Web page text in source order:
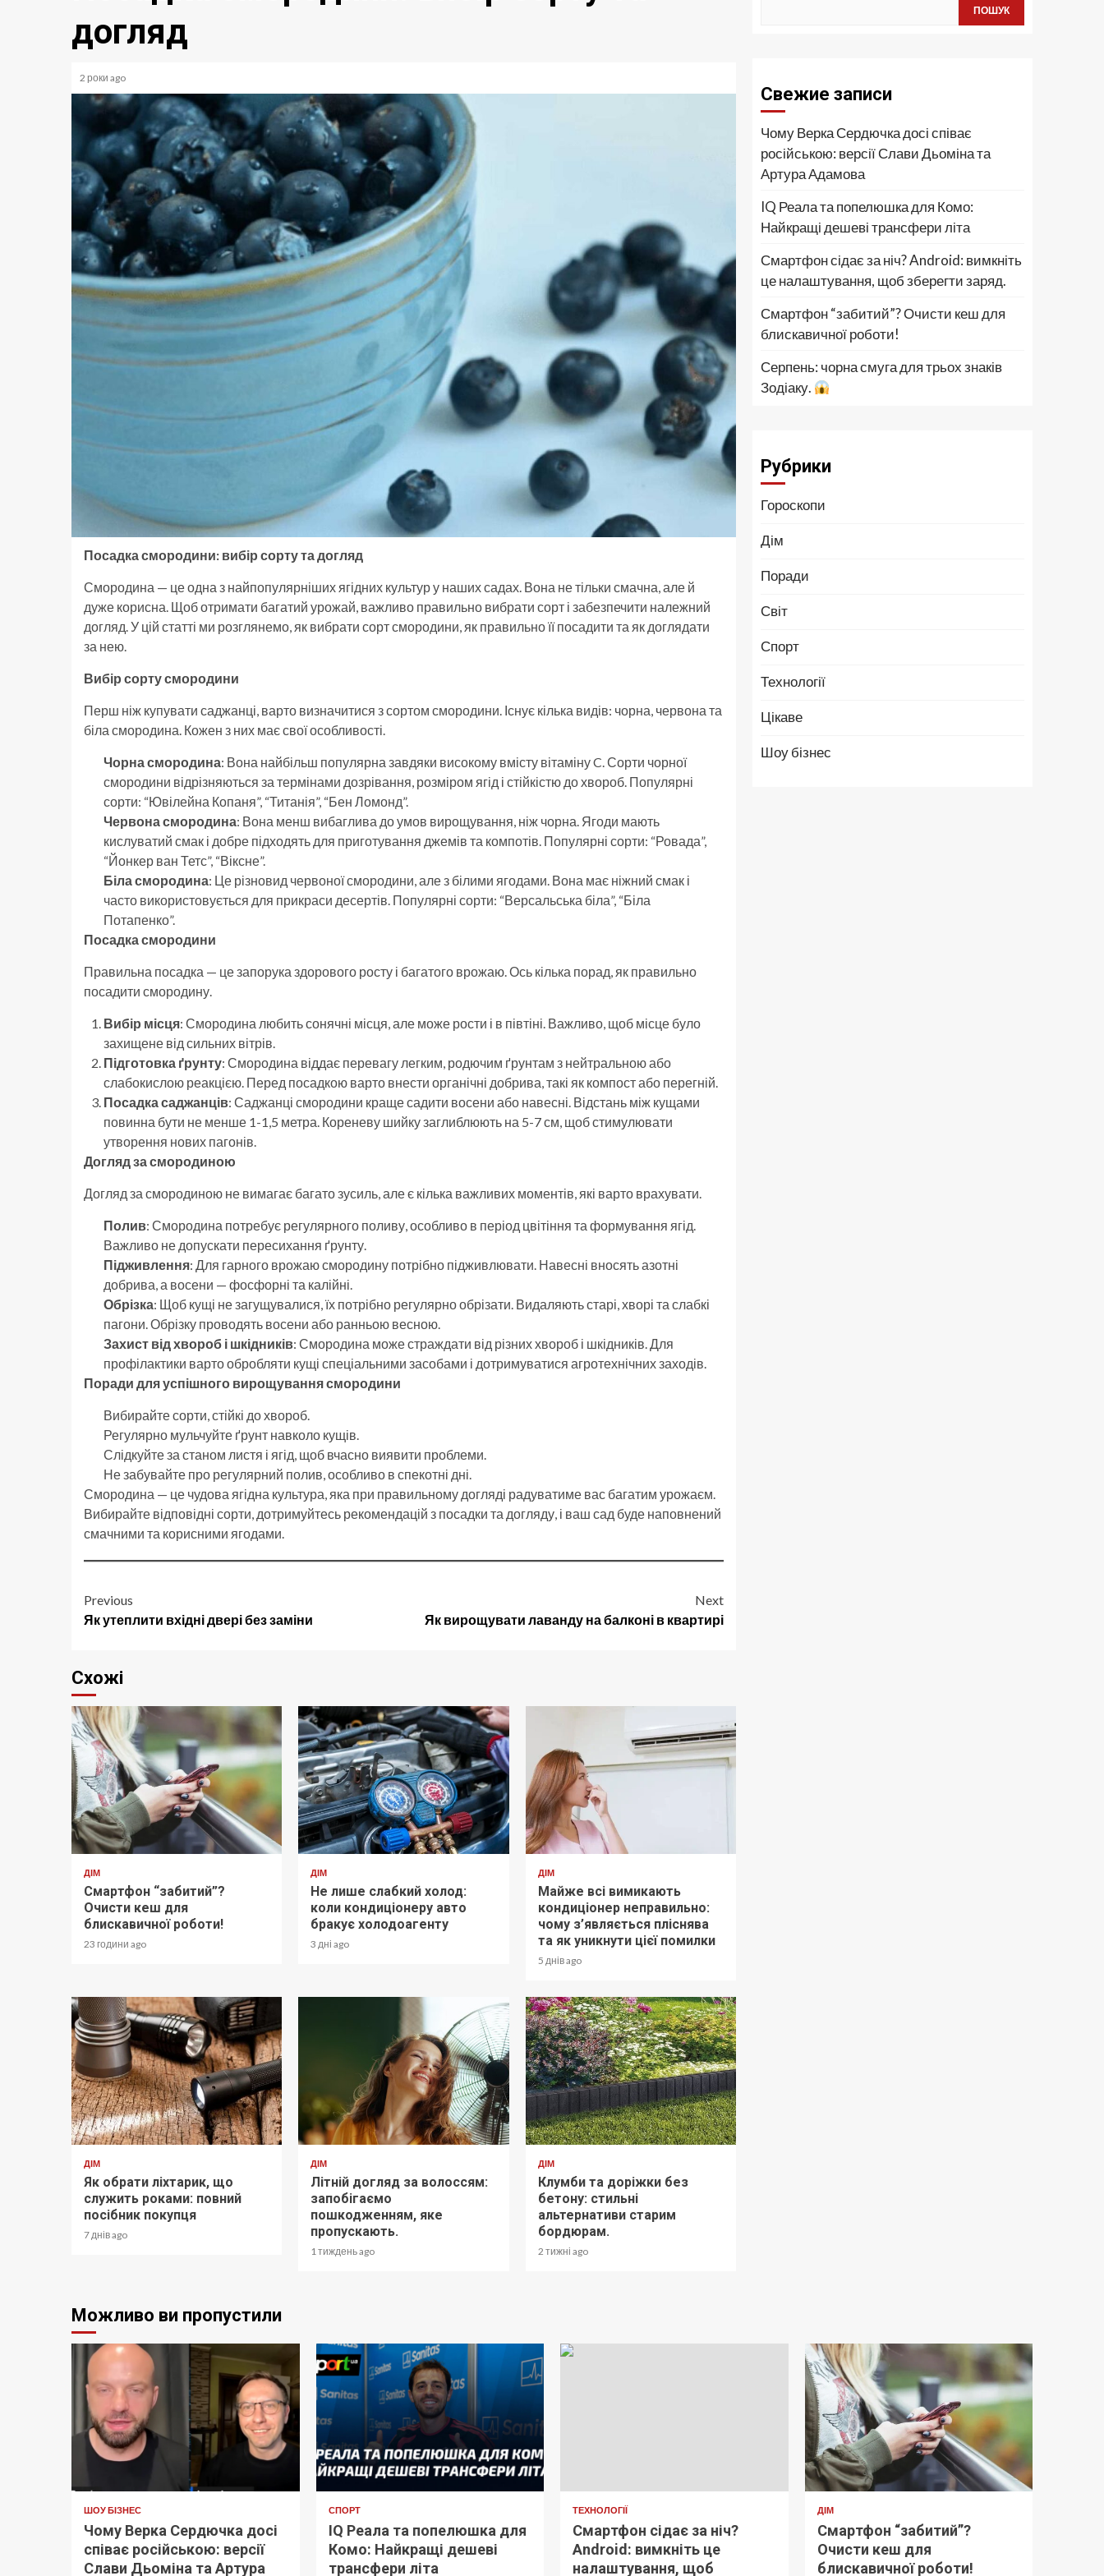
догляд
2 роки ago
Посадка смородини: вибір сорту та догляд
Смородина — це одна з найпопулярніших ягідних культур у наших садах. Вона не тільки смачна, але й
дуже корисна. Щоб отримати багатий урожай, важливо правильно вибрати сорт і забезпечити належний
догляд. У цій статті ми розглянемо, як вибрати сорт смородини, як правильно її посадити та як доглядати
за нею.
Вибір сорту смородини
Перш ніж купувати саджанці, варто визначитися з сортом смородини. Існує кілька видів: чорна, червона та
біла смородина. Кожен з них має свої особливості.
Чорна смородина: Вона найбільш популярна завдяки високому вмісту вітаміну C. Сорти чорної
смородини відрізняються за термінами дозрівання, розміром ягід і стійкістю до хвороб. Популярні
сорти: “Ювілейна Копаня”, “Титанія”, “Бен Ломонд”.
Червона смородина: Вона менш вибаглива до умов вирощування, ніж чорна. Ягоди мають
кислуватий смак і добре підходять для приготування джемів та компотів. Популярні сорти: “Ровада”,
“Йонкер ван Тетс”, “Віксне”.
Біла смородина: Це різновид червоної смородини, але з білими ягодами. Вона має ніжний смак і
часто використовується для прикраси десертів. Популярні сорти: “Версальська біла”, “Біла
Потапенко”.
Посадка смородини
Правильна посадка — це запорука здорового росту і багатого врожаю. Ось кілька порад, як правильно
посадити смородину.
Вибір місця: Смородина любить сонячні місця, але може рости і в півтіні. Важливо, щоб місце було
захищене від сильних вітрів.
Підготовка ґрунту: Смородина віддає перевагу легким, родючим ґрунтам з нейтральною або
слабокислою реакцією. Перед посадкою варто внести органічні добрива, такі як компост або перегній.
Посадка саджанців: Саджанці смородини краще садити восени або навесні. Відстань між кущами
повинна бути не менше 1-1,5 метра. Кореневу шийку заглиблюють на 5-7 см, щоб стимулювати
утворення нових пагонів.
Догляд за смородиною
Догляд за смородиною не вимагає багато зусиль, але є кілька важливих моментів, які варто врахувати.
Полив: Смородина потребує регулярного поливу, особливо в період цвітіння та формування ягід.
Важливо не допускати пересихання ґрунту.
Підживлення: Для гарного врожаю смородину потрібно підживлювати. Навесні вносять азотні
добрива, а восени — фосфорні та калійні.
Обрізка: Щоб кущі не загущувалися, їх потрібно регулярно обрізати. Видаляють старі, хворі та слабкі
пагони. Обрізку проводять восени або ранньою весною.
Захист від хвороб і шкідників: Смородина може страждати від різних хвороб і шкідників. Для
профілактики варто обробляти кущі спеціальними засобами і дотримуватися агротехнічних заходів.
Поради для успішного вирощування смородини
Вибирайте сорти, стійкі до хвороб.
Регулярно мульчуйте ґрунт навколо кущів.
Слідкуйте за станом листя і ягід, щоб вчасно виявити проблеми.
Не забувайте про регулярний полив, особливо в спекотні дні.
Смородина — це чудова ягідна культура, яка при правильному догляді радуватиме вас багатим урожаєм.
Вибирайте відповідні сорти, дотримуйтесь рекомендацій з посадки та догляду, і ваш сад буде наповнений
смачними та корисними ягодами.
Post
navigation
Previous
Як утеплити вхідні двері без заміни
Next
Як вирощувати лаванду на балконі в квартирі
Схожі
ДІМ
Смартфон “забитий”?
Очисти кеш для
блискавичної роботи!
23 години ago
ДІМ
Не лише слабкий холод:
коли кондиціонеру авто
бракує холодоагенту
3 дні ago
ДІМ
Майже всі вимикають
кондиціонер неправильно:
чому з’являється пліснява
та як уникнути цієї помилки
5 днів ago
ДІМ
Як обрати ліхтарик, що
служить роками: повний
посібник покупця
7 днів ago
ДІМ
Літній догляд за волоссям:
запобігаємо
пошкодженням, яке
пропускають.
1 тиждень ago
ДІМ
Клумби та доріжки без
бетону: стильні
альтернативи старим
бордюрам.
2 тижні ago
ПОШУК
Свежие записи
Чому Верка Сердючка досі співає
російською: версії Слави Дьоміна та
Артура Адамова
IQ Реала та попелюшка для Комо:
Найкращі дешеві трансфери літа
Смартфон сідає за ніч? Android: вимкніть
це налаштування, щоб зберегти заряд.
Смартфон “забитий”? Очисти кеш для
блискавичної роботи!
Серпень: чорна смуга для трьох знаків
Зодіаку.
Рубрики
Гороскопи
Дім
Поради
Світ
Спорт
Технології
Цікаве
Шоу бізнес
Можливо ви пропустили
ШОУ БІЗНЕС
Чому Верка Сердючка досі
співає російською: версії
Слави Дьоміна та Артура
СПОРТ
IQ Реала та попелюшка для
Комо: Найкращі дешеві
трансфери літа
ТЕХНОЛОГІЇ
Смартфон сідає за ніч?
Android: вимкніть це
налаштування, щоб
ДІМ
Смартфон “забитий”?
Очисти кеш для
блискавичної роботи!